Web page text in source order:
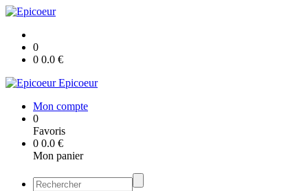
0
0 0.0 €
Epicoeur
Mon compte
0
Favoris
0 0.0 €
Mon panier